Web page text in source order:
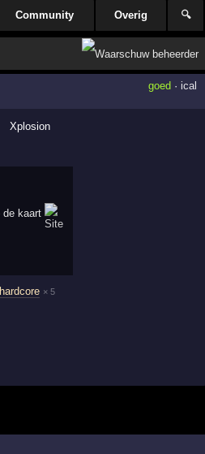
Community Overig 🔍
goed · ical
hardcore × 5